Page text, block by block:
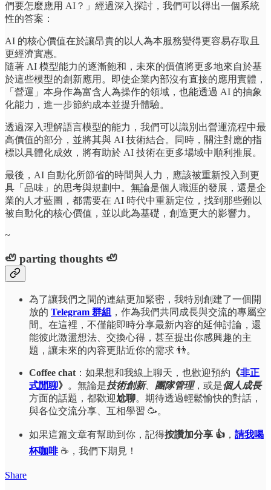
們要怎麼應用 AI？」經過深入探討，我們可以得出一個系統
性的答案：
AI 的核心價值在於讓昂貴的以人為本服務變得更容易存取且
更經濟實惠。
隨著 AI 模型能力的逐漸飽和，未來的價值將更多地來自於基
於這些模型的創新應用。即使企業內部沒有直接的應用實體，
「營運」本身作為富含人為操作的領域，也能透過 AI 的抽象
化能力，進一步節約成本並提升體驗。
透過深入理解語言模型的能力，我們可以識別出營運流程中最
高價值的部分，並將其與 AI 技術結合。同時，關注對應的指
標以具體化成效，將有助於 AI 技術在更多場域中順利推展。
最後，AI 自動化所節省的時間與人力，應該被重新投入到更
具「品味」的思考與規劃中。無論是個人職涯的發展，還是企
業的人才藍圖，都需要在 AI 時代中重新定位，找到那些難以
被自動化的核心價值，並以此為基礎，創造更大的影響力。
~
🦥 parting thoughts 🦥
為了讓我們之間的連結更加緊密，我特別創建了一個開
放的 Telegram 群組 ，作為我們共同成長與交流的專屬空
間。在這裡，不僅能即時分享最新內容的延伸討論，還
能彼此激盪想法、交換心得，甚至提出你感興趣的主
題，讓未來的內容更貼近你的需求 👬。
Coffee chat ：如果想和我線上聊天，也歡迎預約 《非正
式閒聊》 。無論是技術創新、 團隊管理，或是個人成長
方面的話題，都歡迎尬聊。期待透過輕鬆愉快的對話，
與各位交流分享、互相學習 🥳。
如果這篇文章有幫助到你，記得按讚加分享 👍 ， 請我喝
杯咖啡☕，我們下期見！
Share